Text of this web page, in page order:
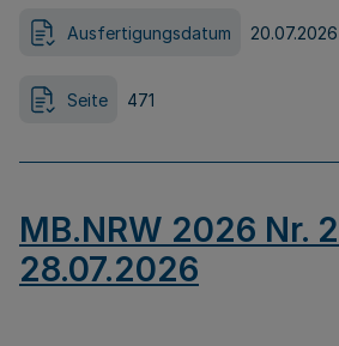
Ausfertigungsdatum 20.07.2026
Seite 471
MB.NRW 2026 Nr.
28.07.2026